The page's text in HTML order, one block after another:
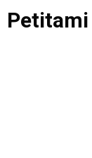
Saltar
alPetitami